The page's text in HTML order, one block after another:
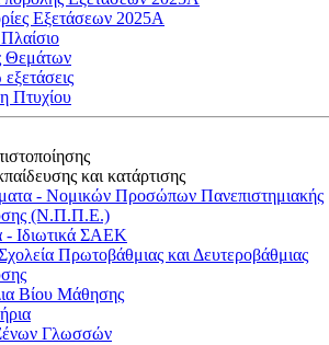
Εξετάσεων 2025Α
Θεμάτων
Πτυχίου
και κατάρτισης
- Νομικών Προσώπων Πανεπιστημιακής
(Ν.Π.Π.Ε.)
- Ιδιωτικά ΣΑΕΚ
Πρωτοβάθμιας και Δευτεροβάθμιας
Βίου Μάθησης
Γλωσσών